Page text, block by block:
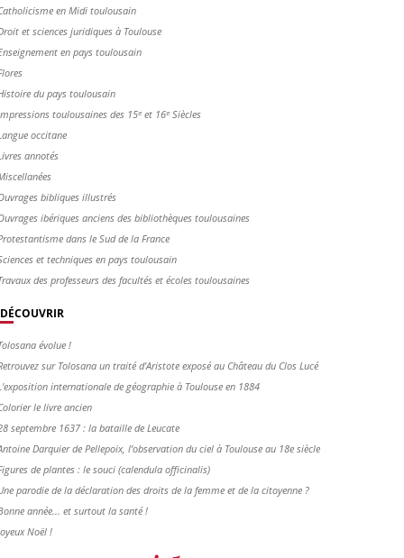
en Midi toulousain
et sciences juridiques à Toulouse
en pays toulousain
du pays toulousain
toulousaines des 15ᵉ et 16ᵉ Siècles
occitane
annotés
bibliques illustrés
ibériques anciens des bibliothèques toulousaines
dans le Sud de la France
et techniques en pays toulousain
des professeurs des facultés et écoles toulousaines
DÉCOUVRIR
évolue !
sur Tolosana un traité d'Aristote exposé au Château du Clos Lucé
internationale de géographie à Toulouse en 1884
le livre ancien
septembre 1637 : la bataille de Leucate
Darquier de Pellepoix, l’observation du ciel à Toulouse au 18e siècle
de plantes : le souci (calendula officinalis)
parodie de la déclaration des droits de la femme et de la citoyenne ?
année... et surtout la santé !
Noël !